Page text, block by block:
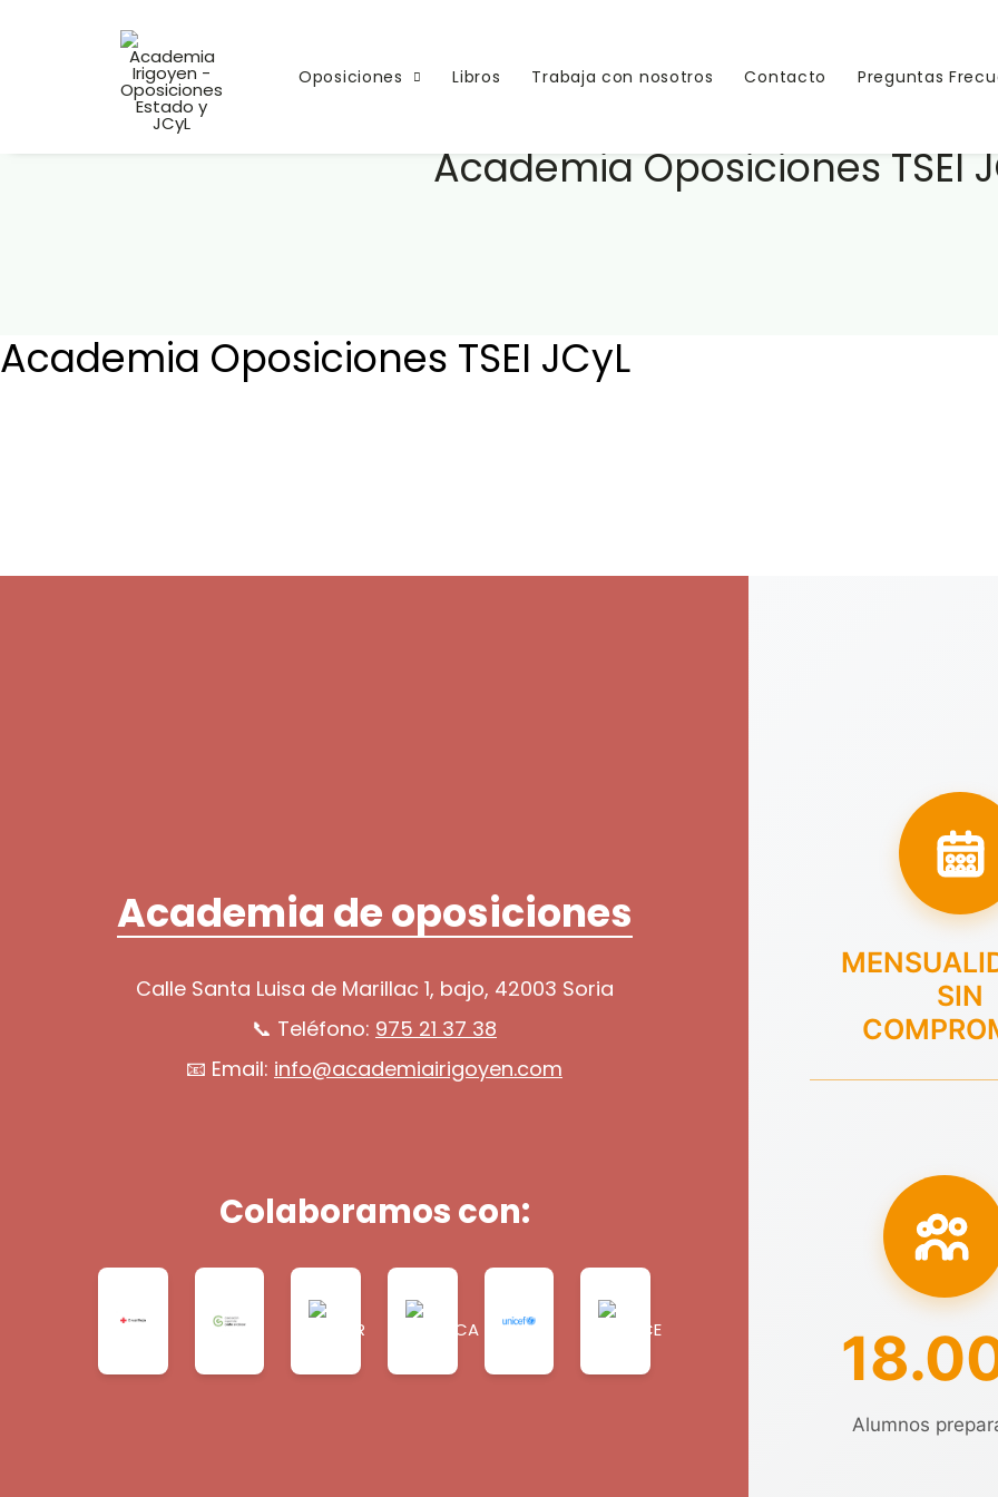
Oposiciones Libros Trabaja con nosotros Contacto Preguntas
Academia Oposiciones TSEI
Academia Oposiciones TSEI JCyL
Academia de oposiciones
Calle Santa Luisa de Marillac 1, bajo, 42003 Soria
📞 Teléfono: 975 21 37 38
📧 Email: info@academiairigoyen.com
Colaboramos con:
SIN
Alumnos